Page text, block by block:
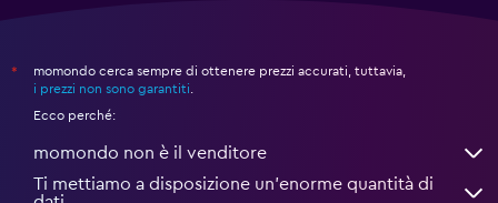
*
momondo cerca sempre di ottenere prezzi accurati, tuttavia,
i prezzi non sono garantiti
Ecco perché:
momondo non è il venditore
Ti mettiamo a disposizione un’enorme quantità di